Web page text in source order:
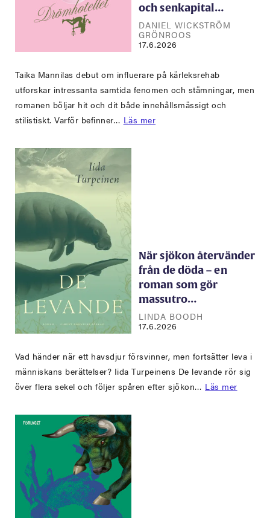
och senkapital…
DANIEL WICKSTRÖM
GRÖNROOS
17.6.2026
Taika Mannilas debut om influerare på kärleksrehab
utforskar intressanta samtida fenomen och stämningar, men
romanen böljar hit och dit både innehållsmässigt och
stilistiskt. Varför befinner… Läs mer
När sjökon återvänder
från de döda – en
roman som gör
massutro…
LINDA BOODH
17.6.2026
Vad händer när ett havsdjur försvinner, men fortsätter leva i
människans berättelser? Iida Turpeinens De levande rör sig
över flera sekel och följer spåren efter sjökon… Läs mer